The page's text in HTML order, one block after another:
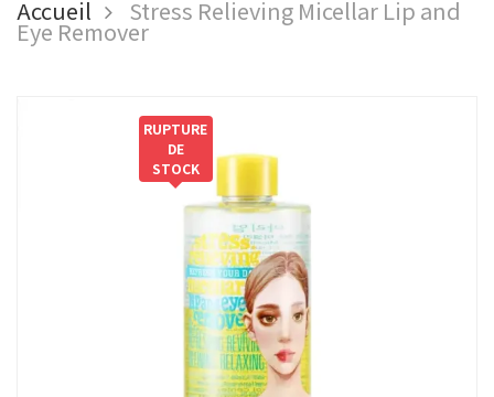
Accueil Stress Relieving Micellar Lip and
Eye Remover
RUPTURE
DE
STOCK